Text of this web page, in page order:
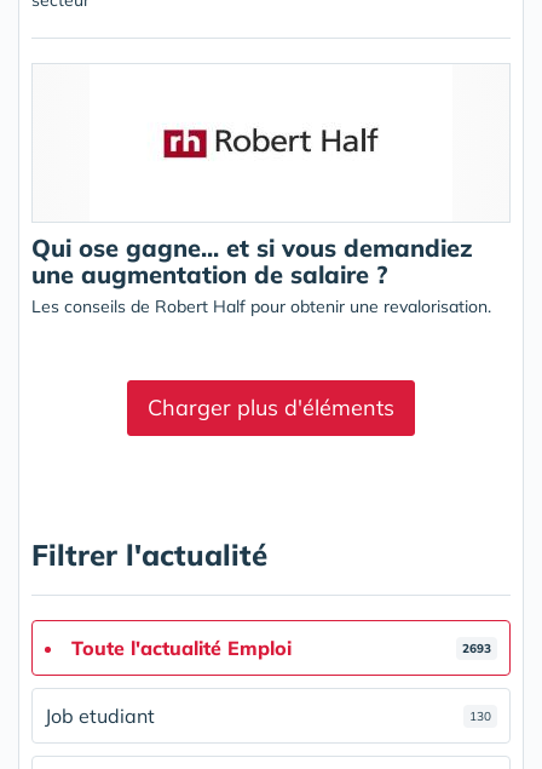
Qui ose gagne... et si vous demandiez
une augmentation de salaire ?
Les conseils de Robert Half pour obtenir une revalorisation.
Charger plus d'éléments
Filtrer l'actualité
Toute l'actualité Emploi 2693
Job etudiant 130